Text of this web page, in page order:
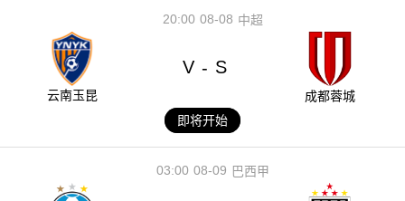
08-08
20:00 中超
云南玉昆
V - S
成都蓉城
即将开始
08-09
03:00 巴西甲